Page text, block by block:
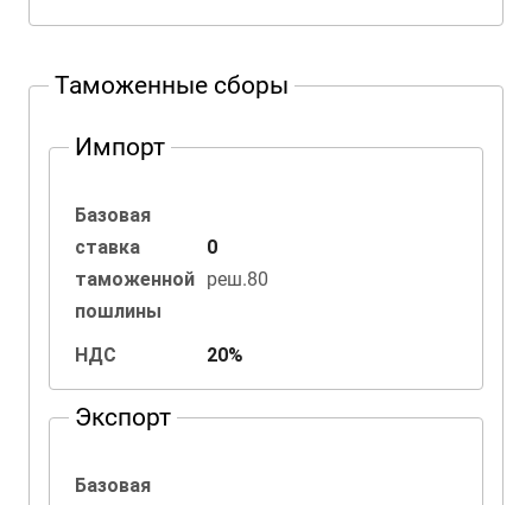
Таможенные сборы
Импорт
Базовая
ставка
таможенной
пошлины
0
реш.80
НДС 20%
Экспорт
Базовая